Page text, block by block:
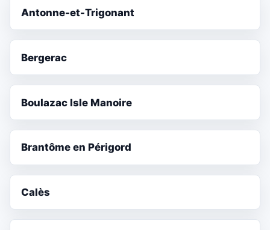
Antonne-et-Trigonant
Bergerac
Boulazac Isle Manoire
Brantôme en Périgord
Calès